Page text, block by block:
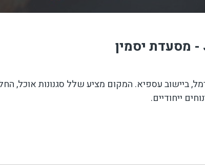
ביישוב עספיא. המקום מציע שלל סגנונות אוכל,
ייחודיים.